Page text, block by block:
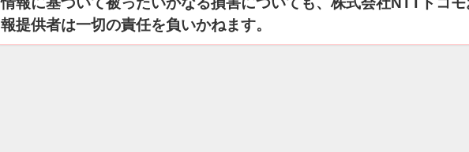
報提供者は一切の責任を負いかねます。